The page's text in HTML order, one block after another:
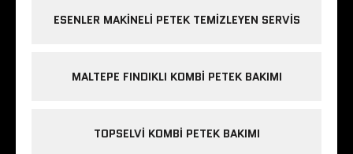
ESENLER MAKINELI PETEK TEMIZLEYEN SERVIS
MALTEPE FINDIKLI KOMBI PETEK BAKIMI
TOPSELVI KOMBI PETEK BAKIMI